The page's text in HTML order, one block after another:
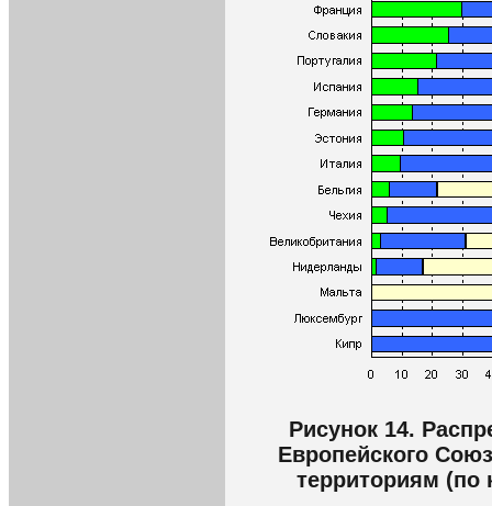
Рисунок 14.
Европейского
территориям (по